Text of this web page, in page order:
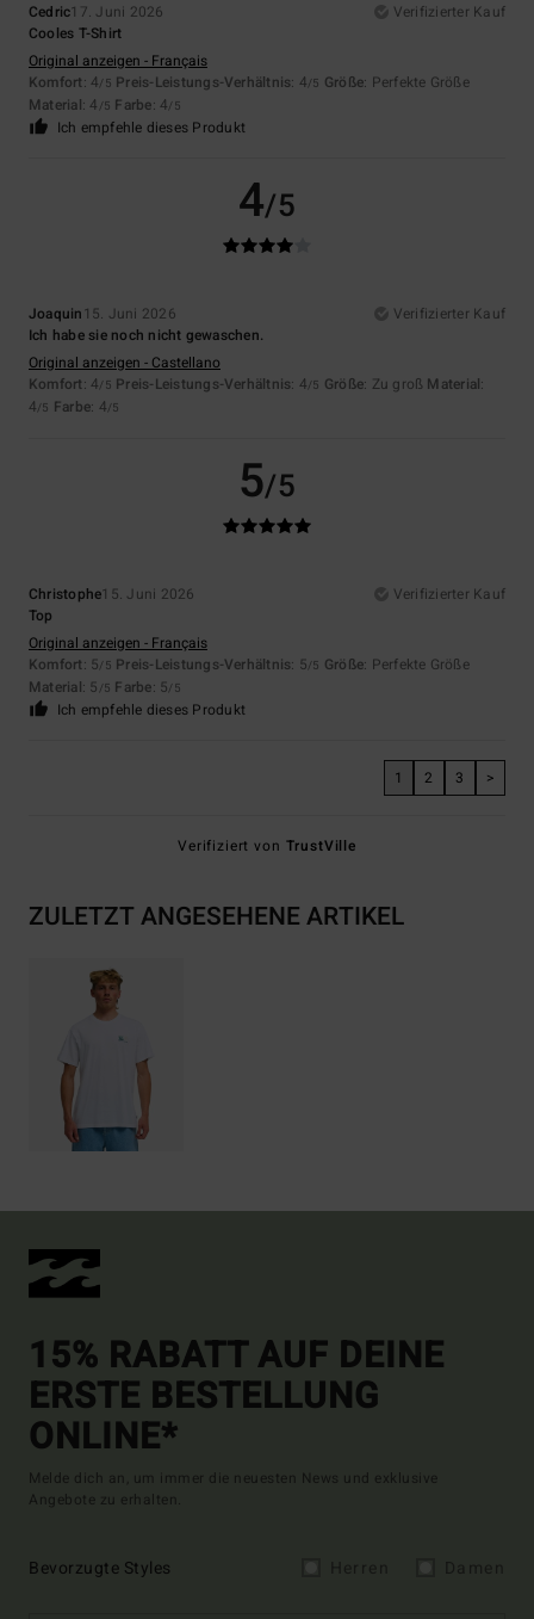
Cedric17. Juni 2026
Verifizierter Kauf
Cooles T-Shirt
Original anzeigen - Français
Komfort: 4/5 Preis-Leistungs-Verhältnis: 4/5 Größe: Perfekte Größe
Material: 4 /5 Farbe: 4/5
Ich empfehle dieses Produkt
4/5
Joaquin 15. Juni 2026
Verifizierter Kauf
Ich habe sie noch nicht gewaschen.
Original anzeigen - Castellano
Komfort: 4/5 Preis-Leistungs-Verhältnis: 4/5 Größe: Zu groß Material:
4/5 Farbe: 4/5
5/5
Christophe15. Juni 2026
Verifizierter Kauf
Top
Original anzeigen - Français
Komfort: 5/5 Preis-Leistungs-Verhältnis: 5/5 Größe: Perfekte Größe
Material: 5 /5 Farbe: 5/5
Ich empfehle dieses Produkt
1 2 3 >
Verifiziert von TrustVille
ZULETZT ANGESEHENE ARTIKEL
15% RABATT AUF DEINE
ERSTE BESTELLUNG
ONLINE*
Melde dich an, um immer die neuesten News und exklusive
Angebote zu erhalten.
Bevorzugte Styles